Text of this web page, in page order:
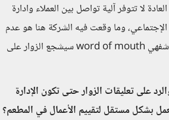
لا تتوفر آلية تواصل بين العملاء وادارة
وما وقعت فيه الشركة هنا هو عدم
مراقبة ومراجعة آراء العملاء وشكاويهم على الإنترنت والتي هي بمثابة تسويق شفهي word of mouth سيشجع الزوار على
على تعليقات الزوار حتى تكون الإدارة
بشكل مستقل لتقييم الأعمال في المطعم؟